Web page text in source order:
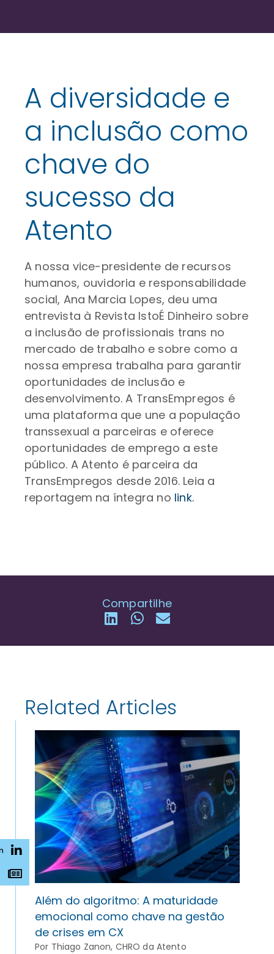
A diversidade e
a inclusão como
chave do
sucesso da
Atento
A nossa vice-presidente de recursos
humanos, ouvidoria e responsabilidade
social, Ana Marcia Lopes, deu uma
entrevista à Revista IstoÉ Dinheiro sobre
a inclusão de profissionais trans no
mercado de trabalho e sobre como a
nossa empresa trabalha para garantir
oportunidades de inclusão e
desenvolvimento. A TransEmpregos é
uma plataforma que une a população
transsexual a parceiras e oferece
oportunidades de emprego a este
público. A Atento é parceira da
TransEmpregos desde 2016. Leia a
reportagem na íntegra no link.
Compartilhe
Related Articles
Além do algoritmo: A maturidade
emocional como chave na gestão
de crises em CX
Por Thiago Zanon, CHRO da Atento